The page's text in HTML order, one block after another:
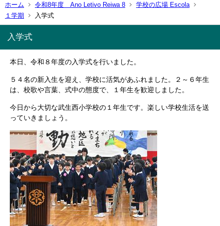
ホーム 令和8年度 Ano Letivo Reiwa 8
学校の広場 Escola
１学期
入学式
入学式
本日、令和８年度の入学式を行いました。
５４名の新入生を迎え、学校に活気があふれました。２～６年生
は、校歌や言葉、式中の態度で、１年生を歓迎しました。
今日から大切な武生西小学校の１年生です。楽しい学校生活を送
っていきましょう。